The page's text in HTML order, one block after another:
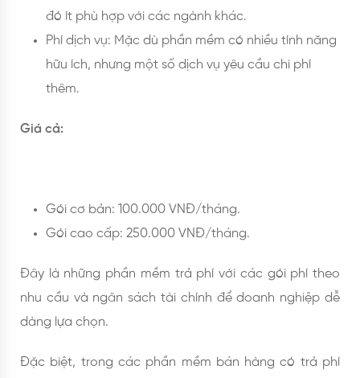
đó ít phù hợp với các ngành khác.
Phí dịch vụ: Mặc dù phần mềm có nhiều tính năng
hữu ích, nhưng một số dịch vụ yêu cầu chi phí
thêm.
Giá cả:
Gói cơ bản: 100.000 VNĐ/tháng.
Gói cao cấp: 250.000 VNĐ/tháng.
Đây là những phần mềm trả phí với các gói phí theo
nhu cầu và ngân sách tài chính để doanh nghiệp dễ
dàng lựa chọn.
Đặc biệt, trong các phần mềm bán hàng có trả phí